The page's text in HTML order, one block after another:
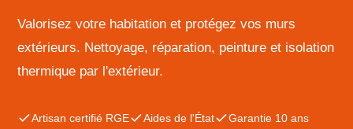
Valorisez votre habitation et protégez vos murs
extérieurs. Nettoyage, réparation, peinture et isolation
thermique par l'extérieur.
Artisan certifié RGE Aides de l'État Garantie 10 ans